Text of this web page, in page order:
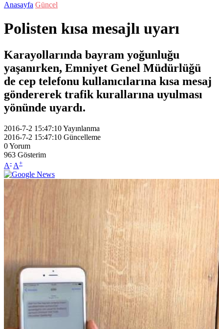
Anasayfa Güncel
Polisten kısa mesajlı uyarı
Karayollarında bayram yoğunluğu
yaşanırken, Emniyet Genel Müdürlüğü
de cep telefonu kullanıcılarına kısa mesaj
göndererek trafik kurallarına uyulması
yönünde uyardı.
2016-7-2 15:47:10Yayınlanma
2016-7-2 15:47:10 Güncelleme
0Yorum
963 Gösterim
A- A+